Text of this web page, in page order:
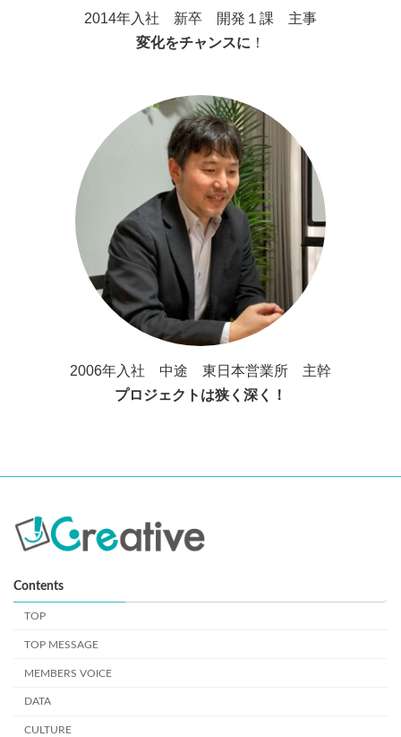
2014年入社 新卒 開発１課 主事
変化をチャンスに ！
2006年入社 中途 東日本営業所 主幹
プロジェクトは狭く深く！
Contents
TOP
TOP MESSAGE
MEMBERS VOICE
DATA
CULTURE